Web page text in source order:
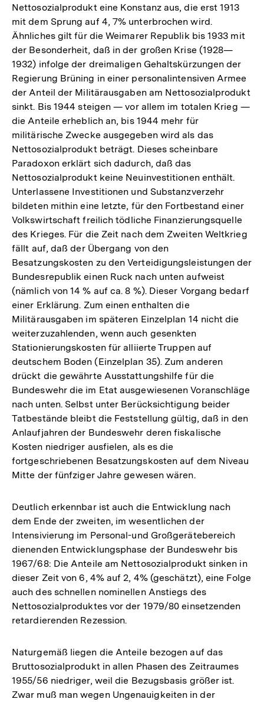
Nettosozialprodukt eine Konstanz aus, die erst 1913
mit dem Sprung auf 4, 7% unterbrochen wird.
Ähnliches gilt für die Weimarer Republik bis 1933 mit
der Besonderheit, daß in der großen Krise (1928—
1932) infolge der dreimaligen Gehaltskürzungen der
Regierung Brüning in einer personalintensiven Armee
der Anteil der Militärausgaben am Nettosozialprodukt
sinkt. Bis 1944 steigen — vor allem im totalen Krieg —
die Anteile erheblich an, bis 1944 mehr für
militärische Zwecke ausgegeben wird als das
Nettosozialprodukt beträgt. Dieses scheinbare
Paradoxon erklärt sich dadurch, daß das
Nettosozialprodukt keine Neuinvestitionen enthält.
Unterlassene Investitionen und Substanzverzehr
bildeten mithin eine letzte, für den Fortbestand einer
Volkswirtschaft freilich tödliche Finanzierungsquelle
des Krieges. Für die Zeit nach dem Zweiten Weltkrieg
fällt auf, daß der Übergang von den
Besatzungskosten zu den Verteidigungsleistungen der
Bundesrepublik einen Ruck nach unten aufweist
(nämlich von 14 % auf ca. 8 %). Dieser Vorgang bedarf
einer Erklärung. Zum einen enthalten die
Militärausgaben im späteren Einzelplan 14 nicht die
weiterzuzahlenden, wenn auch gesenkten
Stationierungskosten für alliierte Truppen auf
deutschem Boden (Einzelplan 35). Zum anderen
drückt die gewährte Ausstattungshilfe für die
Bundeswehr die im Etat ausgewiesenen Voranschläge
nach unten. Selbst unter Berücksichtigung beider
Tatbestände bleibt die Feststellung gültig, daß in den
Anlaufjahren der Bundeswehr deren fiskalische
Kosten niedriger ausfielen, als es die
fortgeschriebenen Besatzungskosten auf dem Niveau
Mitte der fünfziger Jahre gewesen wären.
Deutlich erkennbar ist auch die Entwicklung nach
dem Ende der zweiten, im wesentlichen der
Intensivierung im Personal-und Großgerätebereich
dienenden Entwicklungsphase der Bundeswehr bis
1967/68: Die Anteile am Nettosozialprodukt sinken in
dieser Zeit von 6, 4% auf 2, 4% (geschätzt), eine Folge
auch des schnellen nominellen Anstiegs des
Nettosozialproduktes vor der 1979/80 einsetzenden
retardierenden Rezession.
Naturgemäß liegen die Anteile bezogen auf das
Bruttosozialprodukt in allen Phasen des Zeitraumes
1955/56 niedriger, weil die Bezugsbasis größer ist.
Zwar muß man wegen Ungenauigkeiten in der